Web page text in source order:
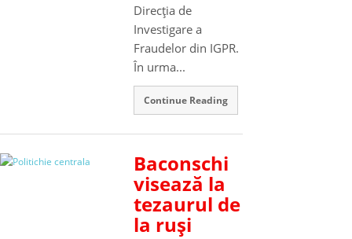
Direcţia de
Investigare a
Fraudelor din IGPR.
În urma...
Continue Reading
Baconschi
visează la
tezaurul de
la ruşi